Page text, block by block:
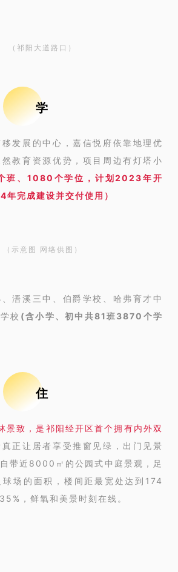
（祁阳大道路口）
学
发展的中心，嘉信悦府依靠地理优
教育资源优势，项目周边有灯塔小
班、1080个学位，计划2023年开
完成建设并交付使用）
（示意图 网络供图）
浯溪三中、伯爵学校、哈弗育才中
校 (含小学、初中共81班3870个学
住
景致，是祁阳经开区首个拥有内外双
真正让居者享受推窗见绿，出门见景
带近8000㎡的公园式中庭景观，足
场的面积，楼间距最宽处达到174
， 鲜氧和美景时刻在线。